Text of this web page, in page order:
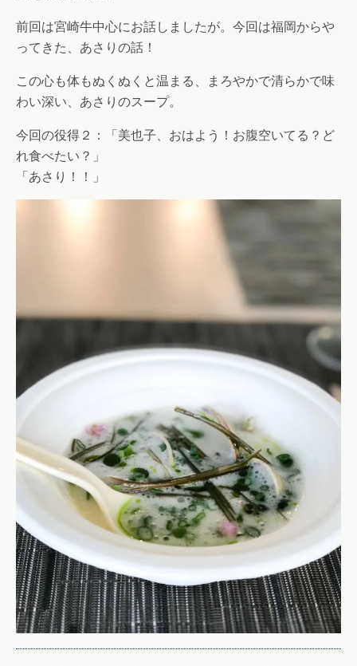
前回は宮崎牛中心にお話しましたが。今回は福岡からや
ってきた、あさりの話！
この心も体もぬくぬくと温まる、まろやかで清らかで味
わい深い、あさりのスープ。
今回の役得２：「美也子、おはよう！お腹空いてる？ど
れ食べたい？」
「あさり！！」